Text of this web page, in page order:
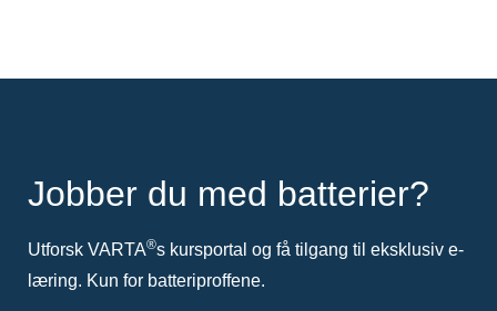
Jobber du med batterier?
Utforsk VARTA®s kursportal og få tilgang til eksklusiv e-
læring. Kun for batteriproffene.